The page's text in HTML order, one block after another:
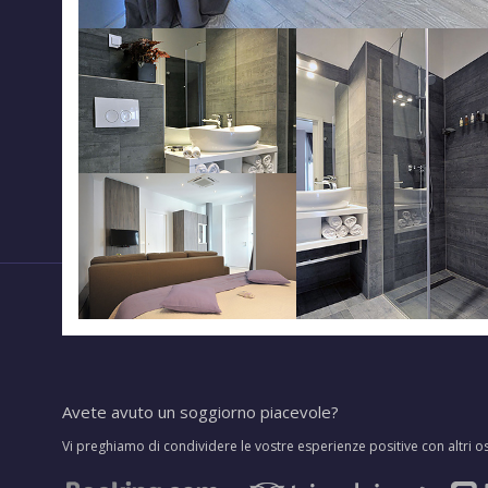
Avete avuto un soggiorno piacevole?
Vi preghiamo di condividere le vostre esperienze positive con altri